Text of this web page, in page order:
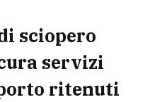
sciopero
servizi
ritenuti